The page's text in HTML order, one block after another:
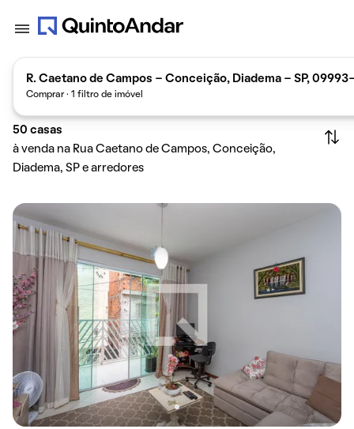
R. Caetano de Campos - Conceição, Diadema - SP,
Comprar · 1 filtro de imóvel
50 casas
à venda na Rua Caetano de Campos, Conceição,
Diadema, SP e arredores